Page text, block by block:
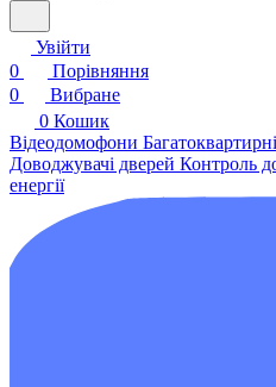
Увійти
0
Порівняння
0
Вибране
0 Кошик
Відеодомофони
Доводжувачі дверей Контроль
енергії